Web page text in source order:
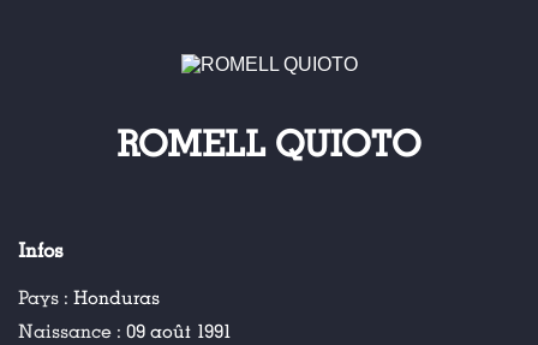
ROMELL QUIOTO
Infos
Pays : Honduras
Naissance : 09 août 1991